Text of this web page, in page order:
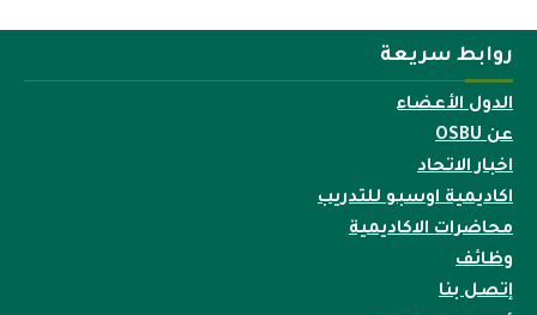
روابط سريعة
الدول الأعضاء
عن OSBU
اخبار الاتحاد
اكاديمية اوسبو للتدريب
محاضرات الاكاديمية
وظائف
إتصل بنا